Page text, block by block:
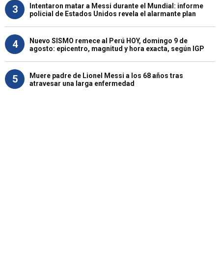
3
Intentaron matar a Messi durante el Mundial: informe
policial de Estados Unidos revela el alarmante plan
4
Nuevo SISMO remece al Perú HOY, domingo 9 de
agosto: epicentro, magnitud y hora exacta, según IGP
5
Muere padre de Lionel Messi a los 68 años tras
atravesar una larga enfermedad